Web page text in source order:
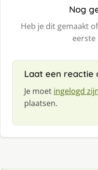
Nog
Heb je dit gemaakt
eerste
Laat een reactie
Je moet ingelogd
plaatsen.